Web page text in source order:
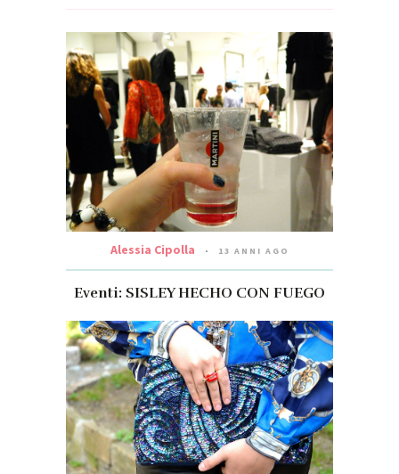
Alessia Cipolla 13 ANNI AGO
Eventi: SISLEY HECHO CON FUEGO